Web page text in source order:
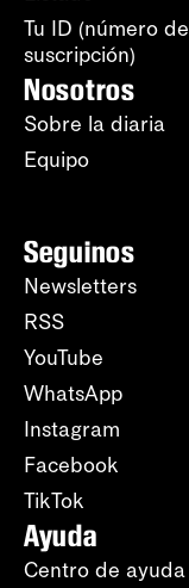
Tu ID (número de
suscripción)
Nosotros
Sobre la diaria
Equipo
Seguinos
Newsletters
RSS
YouTube
WhatsApp
Instagram
Facebook
TikTok
Ayuda
Centro de ayuda